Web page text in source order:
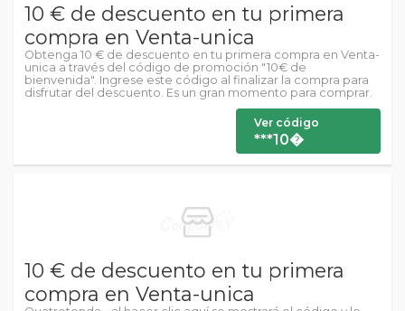
10 € de descuento en tu primera
compra en Venta-unica
Obtenga 10 € de descuento en tu primera compra en Venta-
unica a través del código de promoción "10€ de
bienvenida". Ingrese este código al finalizar la compra para
disfrutar del descuento. Es un gran momento para comprar.
Ver código
***10�
10 € de descuento en tu primera
compra en Venta-unica